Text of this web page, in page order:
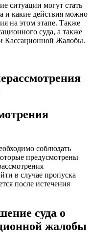
ситуации могут стать
и какие действия можно
на этом этапе. Также
суда, а также
Кассационной Жалобы.
соблюдать
предусмотрены
в случае пропуска
после истечения
суда о
жалобы